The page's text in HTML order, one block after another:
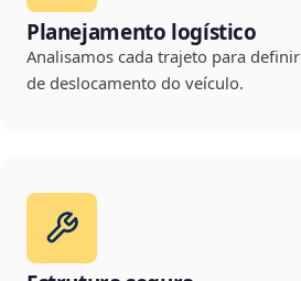
Planejamento logístico
Analisamos cada trajeto para
de deslocamento do veículo.